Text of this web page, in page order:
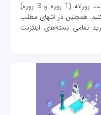
در این مطلب تمام بسته‌های اینترنت روزانه (1 روزه و 3 روزه)
را معرفی می‌کنیم. همچنین در انتهای مطلب
تمامی بسته‌های اینترنت